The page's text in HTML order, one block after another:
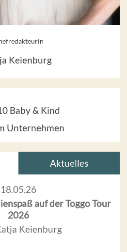
Keienburg
Baby & Kind
Unternehmen
Aktuelles
18.05.26
auf der Toggo Tour
2026
Keienburg